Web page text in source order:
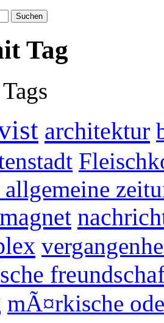
Tag
architektur
magnet
mÃ¤rkische